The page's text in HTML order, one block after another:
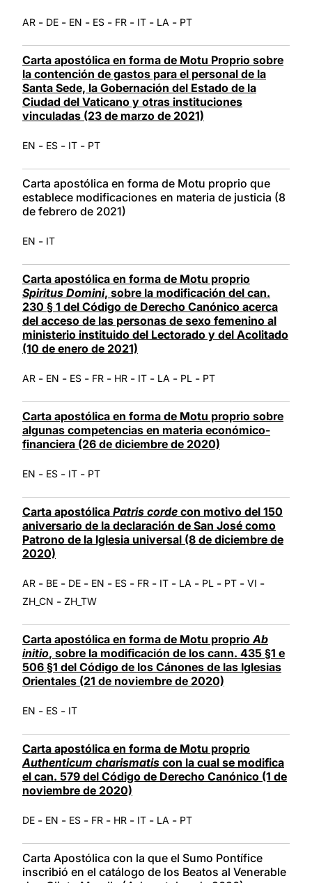
AR - DE - EN - ES - FR - IT - LA - PT
Carta apostólica en forma de Motu Proprio sobre
la contención de gastos para el personal de la
Santa Sede, la Gobernación del Estado de la
Ciudad del Vaticano y otras instituciones
vinculadas (23 de marzo de 2021)
EN - ES - IT - PT
Carta apostólica en forma de Motu proprio que
establece modificaciones en materia de justicia (8
de febrero de 2021)
EN - IT
Carta apostólica en forma de Motu proprio
Spiritus Domini, sobre la modificación del can.
230 § 1 del Código de Derecho Canónico acerca
del acceso de las personas de sexo femenino al
ministerio instituido del Lectorado y del Acolitado
(10 de enero de 2021)
AR - EN - ES - FR - HR - IT - LA - PL - PT
Carta apostólica en forma de Motu proprio sobre
algunas competencias en materia económico-
financiera (26 de diciembre de 2020)
EN - ES - IT - PT
Carta apostólica Patris corde con motivo del 150
aniversario de la declaración de San José como
Patrono de la Iglesia universal (8 de diciembre de
2020)
AR - BE - DE - EN - ES - FR - IT - LA - PL - PT - VI -
ZH_CN - ZH_TW
Carta apostólica en forma de Motu proprio Ab
initio, sobre la modificación de los cann. 435 §1 e
506 §1 del Código de los Cánones de las Iglesias
Orientales (21 de noviembre de 2020)
EN - ES - IT
Carta apostólica en forma de Motu proprio
Authenticum charismatis con la cual se modifica
el can. 579 del Código de Derecho Canónico (1 de
noviembre de 2020)
DE - EN - ES - FR - HR - IT - LA - PT
Carta Apostólica con la que el Sumo Pontífice
inscribió en el catálogo de los Beatos al Venerable